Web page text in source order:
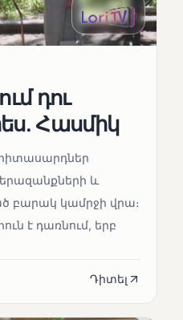
դու
Հասմիկ
և
բարակ կամրջի վրա։
է դառնում, երբ
Դիտել